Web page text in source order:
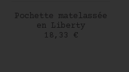
AJOUTER AU PANIER
Pochette matelassée
en Liberty
Prix
18,33 €